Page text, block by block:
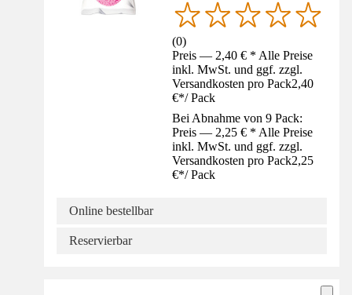
(0)
Preis — 2,40 € * Alle Preise
inkl. MwSt. und ggf. zzgl.
Versandkosten pro Pack2,40
€*/ Pack
Bei Abnahme von 9 Pack:
Preis — 2,25 € * Alle Preise
inkl. MwSt. und ggf. zzgl.
Versandkosten pro Pack2,25
€*/ Pack
Online bestellbar
Reservierbar